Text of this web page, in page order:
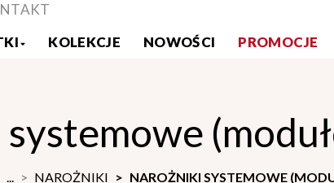
KOLEKCJE NOWOŚCI PROMOCJE
... NAROŻNIKI NAROŻNIKI SYSTEMOWE